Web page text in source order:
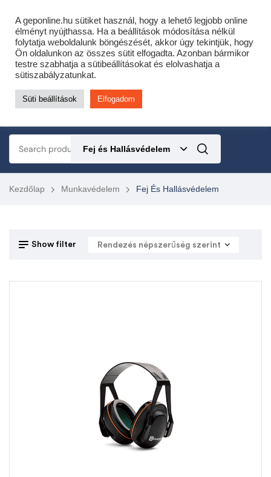
Cofidis expressz online áruhitel 0 % THM-el 10 hónapra!
Most minden akciós HQ láncfűrészhez ajándékba adunk egy fűrészláncot!
Részletek ide kattintva!
KERTÉSZETI – ERDÉSZETI – ÉPÍTŐIPARI GÉP WEBSHOP
Fej és Hallásvédelem
Kezdőlap Munkavédelem Fej És Hallásvédelem
Show filter
A geponline.hu sütiket használ, hogy a lehető legjobb online
élményt nyújthassa. Ha a beállítások módosítása nélkül
folytatja weboldalunk böngészését, akkor úgy tekintjük, hogy
Ön oldalunkon az összes sütit elfogadta. Azonban bármikor
testre szabhatja a sütibeállításokat és elolvashatja a
sütiszabályzatunkat.
Süti beállítások Elfogadom